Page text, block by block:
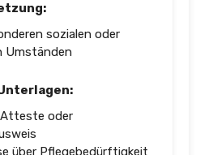
sozialen oder
Umständen
oder
über Pflegebedürftigkeit